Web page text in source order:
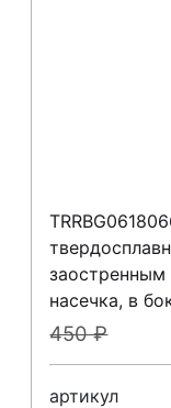
насечка, в
450₽
артикул